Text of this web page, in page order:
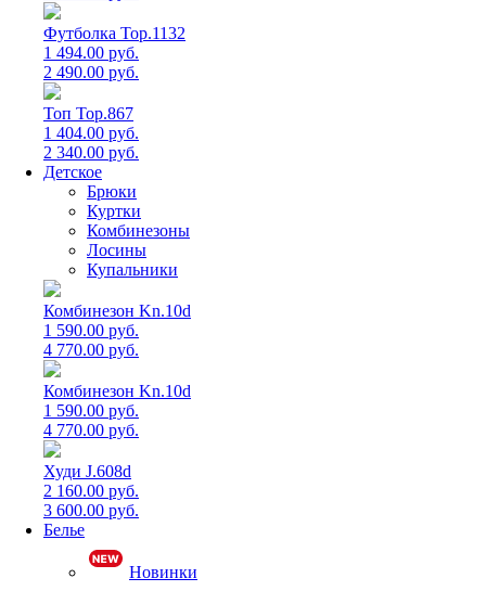
Футболка Top.1132
1 494.00 руб.
2 490.00 руб.
Топ Top.867
1 404.00 руб.
2 340.00 руб.
Детское
Брюки
Куртки
Комбинезоны
Лосины
Купальники
Комбинезон Kn.10d
1 590.00 руб.
4 770.00 руб.
Комбинезон Kn.10d
1 590.00 руб.
4 770.00 руб.
Худи J.608d
2 160.00 руб.
3 600.00 руб.
Белье
Новинки